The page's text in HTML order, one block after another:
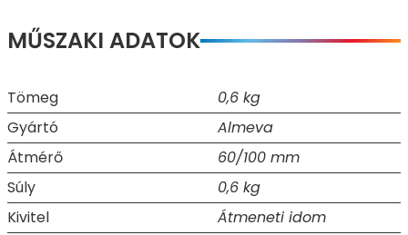
MŰSZAKI ADATOK
Tömeg
0,6 kg
Gyártó
Almeva
Átmérő
60/100 mm
Súly
0,6 kg
Kivitel
Átmeneti idom